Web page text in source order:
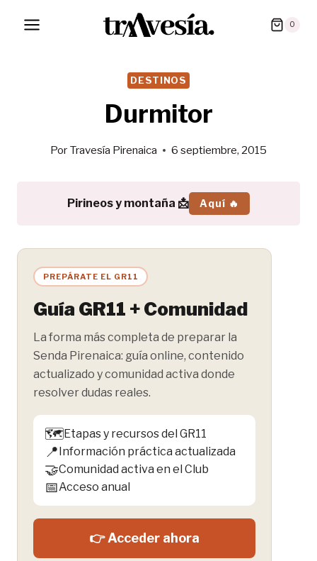
0
DESTINOS
Durmitor
Por Travesía Pirenaica 6 septiembre, 2015
Pirineos y montaña 📩 Aquí 🔥
PREPÁRATE EL GR11
Guía GR11 + Comunidad
La forma más completa de preparar la
Senda Pirenaica: guía online, contenido
actualizado y comunidad activa donde
resolver dudas reales.
🗺️Etapas y recursos del GR11
📍 Información práctica actualizada
🤝Comunidad activa en el Club
📅Acceso anual
👉 Acceder ahora